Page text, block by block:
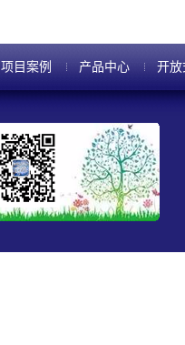
项目案例 产品中心 开放